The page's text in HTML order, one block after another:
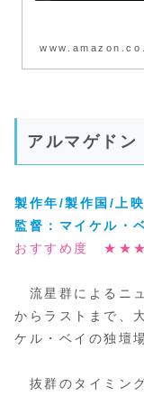
アルマゲドン
製作年/製作国/上
監督： マイケル・
おすすめ度
流星群によるニ
からラストまで、
ケル・ベイの独壇
抜群のタイミン